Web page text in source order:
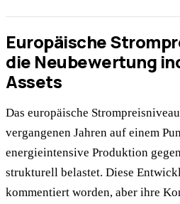
Europäische
die Neubewertung
Assets
Das europäische
vergangenen Jahren auf einem
energieintensive Produktion
strukturell belastet. Diese
kommentiert worden, aber ihre